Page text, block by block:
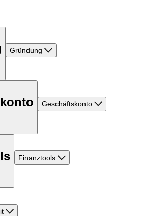
Gründung
Geschäftskonto
Finanztools